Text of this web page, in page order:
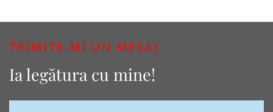
TRIMITE-MI UN MESAJ
Ia legătura cu mine!